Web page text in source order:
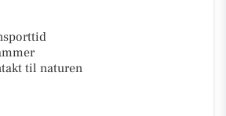
til naturen